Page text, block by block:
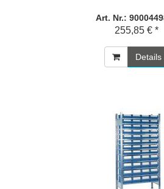
Art. Nr.:
255,85 € *
Details